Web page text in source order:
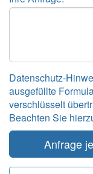
Datenschutz-
ausgefüllte
verschlüsselt
Beachten Sie
Anfrage